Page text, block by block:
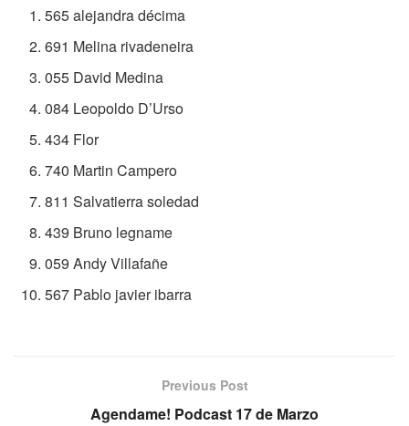
565 alejandra décima
691 Melina rivadeneira
055 David Medina
084 Leopoldo D’Urso
434 Flor
740 Martin Campero
811 Salvatierra soledad
439 Bruno legname
059 Andy Villafañe
567 Pablo javier ibarra
Previous Post
Agendame! Podcast 17 de Marzo